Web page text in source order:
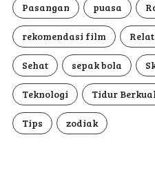
Pasangan puasa
rekomendasi film
Sehat sepak bola
Teknologi Tidur
Tips zodiak